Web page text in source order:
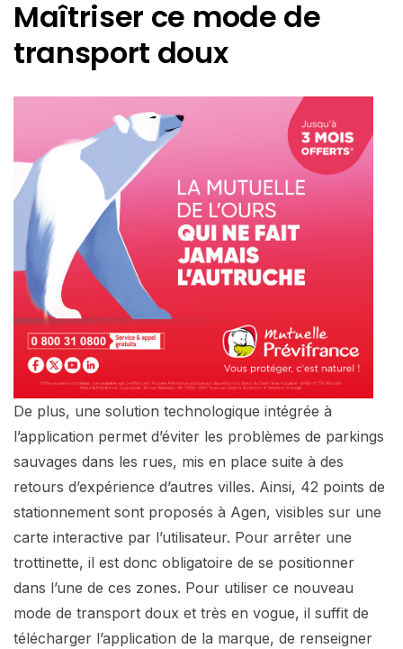
Maîtriser ce mode de
transport doux
De plus, une solution technologique intégrée à
l’application permet d’éviter les problèmes de parkings
sauvages dans les rues, mis en place suite à des
retours d’expérience d’autres villes. Ainsi, 42 points de
stationnement sont proposés à Agen, visibles sur une
carte interactive par l’utilisateur. Pour arrêter une
trottinette, il est donc obligatoire de se positionner
dans l’une de ces zones. Pour utiliser ce nouveau
mode de transport doux et très en vogue, il suffit de
télécharger l’application de la marque, de renseigner